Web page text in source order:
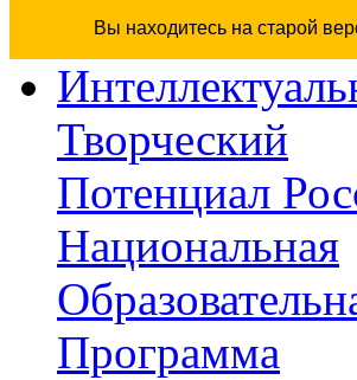
Вы находитесь на старой
Творческий
Потенциал
Национальная
Программа